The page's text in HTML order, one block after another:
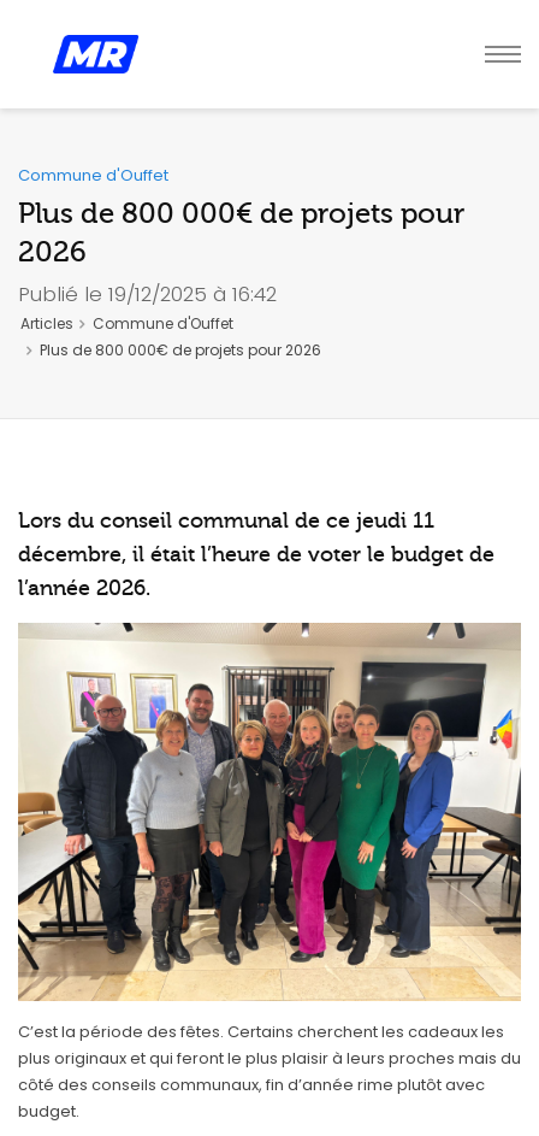
Commune d'Ouffet
Plus de 800 000€ de projets pour
2026
Publié le 19/12/2025 à 16:42
Articles
Commune d'Ouffet
Plus de 800 000€ de projets pour 2026
Lors du conseil communal de ce jeudi 11
décembre, il était l’heure de voter le budget de
l’année 2026.
C’est la période des fêtes. Certains cherchent les cadeaux les
plus originaux et qui feront le plus plaisir à leurs proches mais du
côté des conseils communaux, fin d’année rime plutôt avec
budget.